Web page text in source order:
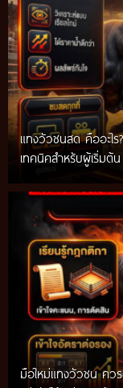
แทงวัวชนสด คืออะไ
เทคนิคสำหรับผู้เริ่มต้
มือใหม่แทงวัวชน ควร